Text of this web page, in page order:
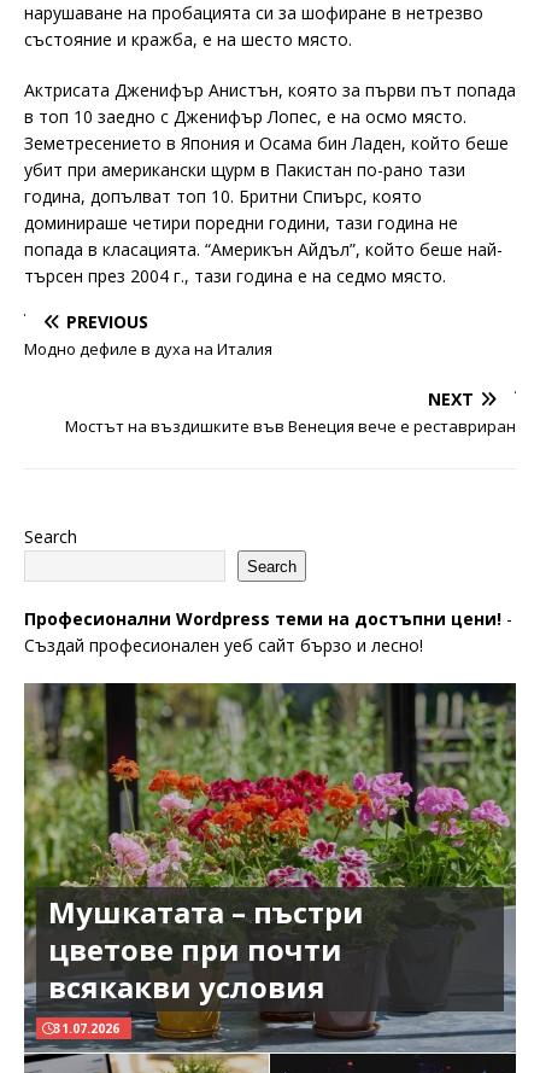
нарушаване на пробацията си за шофиране в нетрезво
състояние и кражба, е на шесто място.
Актрисата Дженифър Анистън, която за първи път попада
в топ 10 заедно с Дженифър Лопес, е на осмо място.
Земетресението в Япония и Осама бин Ладен, който беше
убит при американски щурм в Пакистан по-рано тази
година, допълват топ 10. Бритни Спиърс, която
доминираше четири поредни години, тази година не
попада в класацията. “Америкън Айдъл”, който беше най-
търсен през 2004 г., тази година е на седмо място.
PREVIOUS
Модно дефиле в духа на Италия
NEXT
Мостът на въздишките във Венеция вече е реставриран
Search
Search
Професионални Wordpress теми на достъпни цени! -
Създай професионален уеб сайт бързо и лесно!
Мушкатата – пъстри
цветове при почти
всякакви условия
31.07.2026